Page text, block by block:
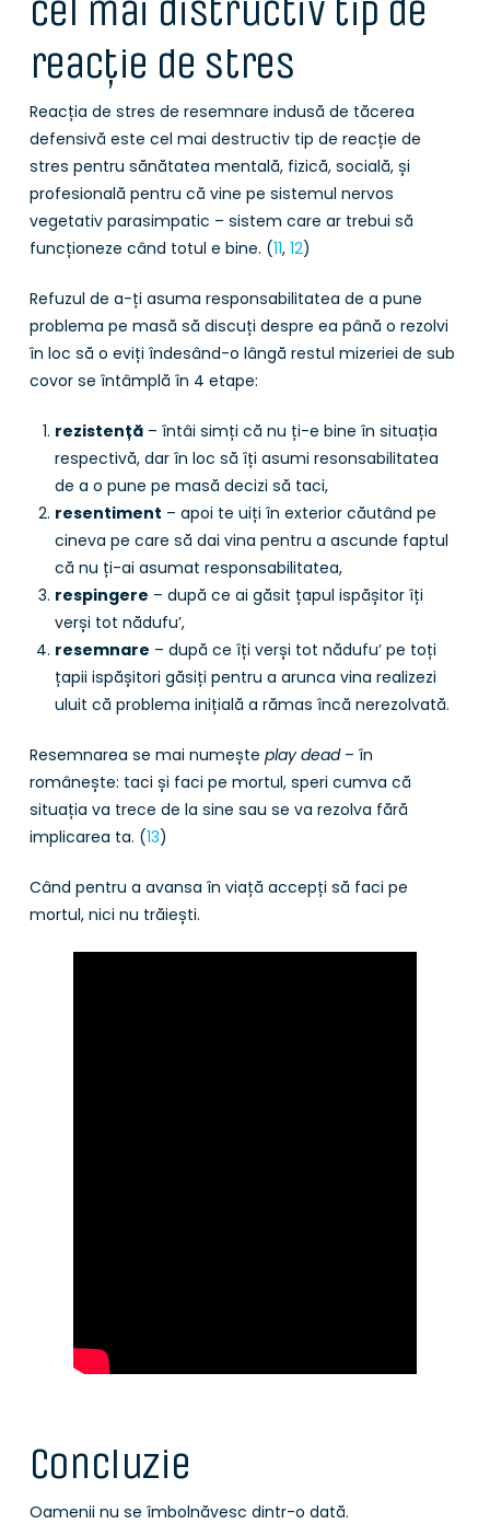
cel mai distructiv tip de
reacție de stres
Reacția de stres de resemnare indusă de tăcerea
defensivă este cel mai destructiv tip de reacție de
stres pentru sănătatea mentală, fizică, socială, și
profesională pentru că vine pe sistemul nervos
vegetativ parasimpatic – sistem care ar trebui să
funcționeze când totul e bine. (11, 12)
Refuzul de a-ți asuma responsabilitatea de a pune
problema pe masă să discuți despre ea până o rezolvi
în loc să o eviți îndesând-o lângă restul mizeriei de sub
covor se întâmplă în 4 etape:
rezistență – întâi simți că nu ți-e bine în situația
respectivă, dar în loc să îți asumi resonsabilitatea
de a o pune pe masă decizi să taci,
resentiment – apoi te uiți în exterior căutând pe
cineva pe care să dai vina pentru a ascunde faptul
că nu ți-ai asumat responsabilitatea,
respingere – după ce ai găsit țapul ispășitor îți
verși tot nădufu’,
resemnare – după ce îți verși tot nădufu’ pe toți
țapii ispășitori găsiți pentru a arunca vina realizezi
uluit că problema inițială a rămas încă nerezolvată.
Resemnarea se mai numește play dead– în
românește: taci și faci pe mortul, speri cumva că
situația va trece de la sine sau se va rezolva fără
implicarea ta. (13)
Când pentru a avansa în viață accepți să faci pe
mortul, nici nu trăiești.
Concluzie
Oamenii nu se îmbolnăvesc dintr-o dată.